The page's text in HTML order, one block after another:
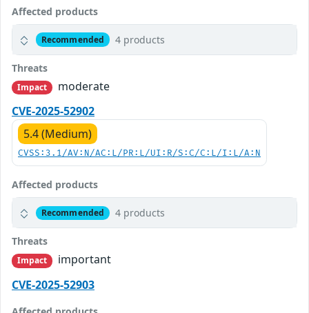
Affected products
Recommended 4 products
Threats
Impact
moderate
CVE-2025-52902
5.4 (Medium)
CVSS:3.1/AV:N/AC:L/PR:L/UI:R/S:C/C:L/I:L/A:N
Affected products
Recommended 4 products
Threats
Impact
important
CVE-2025-52903